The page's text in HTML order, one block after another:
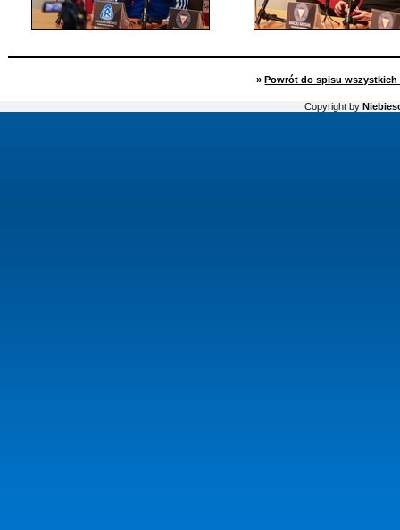
» Powrót do spisu wszystkich
Copyright by